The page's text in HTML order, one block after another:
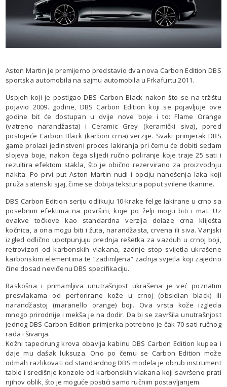
Aston Martin je premijerno predstavio dva nova Carbon Edition DBS
sportska automobila na sajmu automobila u Frkafurtu 2011.
Uspjeh koji je postigao DBS Carbon Black nakon što se na tržištu
pojavio 2009. godine, DBS Carbon Edition koji se pojavljuje ove
godine bit će dostupan u dvije nove boje i to: Flame Orange
(vatreno narandžasta) i Ceramic Grey (keramički siva), pored
postojeće Carbon Black (karbon crna) verzije. Svaki primjerak DBS
game prolazi jedinstveni proces lakiranja pri čemu će dobiti sedam
slojeva boje, nakon čega slijedi ručno poliranje koje traje 25 sati i
rezultira efektom stakla, što je obično rezervirano za proizvodnju
nakita. Po prvi put Aston Martin nudi i opciju nanošenja laka koji
pruža satenski sjaj, čime se dobija tekstura poput svilene tkanine.
DBS Carbon Edition seriju odlikuju 10-krake felge lakirane u crno sa
posebnim efektima na površini, koje po želji mogu biti i mat. Uz
ovakve točkove kao standardna verzija dolaze crna kliješta
kočnica, a ona mogu biti i žuta, narandžasta, crvena ili siva. Vanjski
izgled odlično upotpunjuju prednja rešetka za vazduh u crnoj boji,
retrovizori od karbonskih vlakana, zadnje stop svijetla ukrašene
karbonskim elementima te “zadimljena” zadnja svjetla koji zajedno
čine dosad neviđenu DBS specifikaciju.
Raskošna i primamljiva unutrašnjost ukrašena je već poznatim
presvlakama od perforirane kože u crnoj (obsidian black) ili
narandžastoj (maranello orange) boji. Ova vrsta kože izgleda
mnogo prirodnije i mekša je na dodir. Da bi se završila unutrašnjost
jednog DBS Carbon Edition primjerka potrebno je čak 70 sati ručnog
rada i šivanja.
Kožni tapecirung krova obavija kabinu DBS Carbon Edition kupea i
daje mu dašak luksuza. Ono po čemu se Carbon Edition može
odmah razlikovati od standardnog DBS modela je obrub instrument
table i središnje konzole od karbonskih vlakana koji savršeno prati
njihov oblik, što je moguće postići samo ručnim postavljanjem.